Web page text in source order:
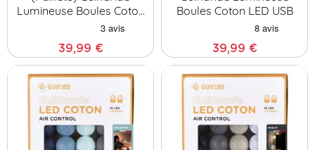
Lumineuse Boules Coton
39,99 €
Boules Coton LED USB
39,99 €